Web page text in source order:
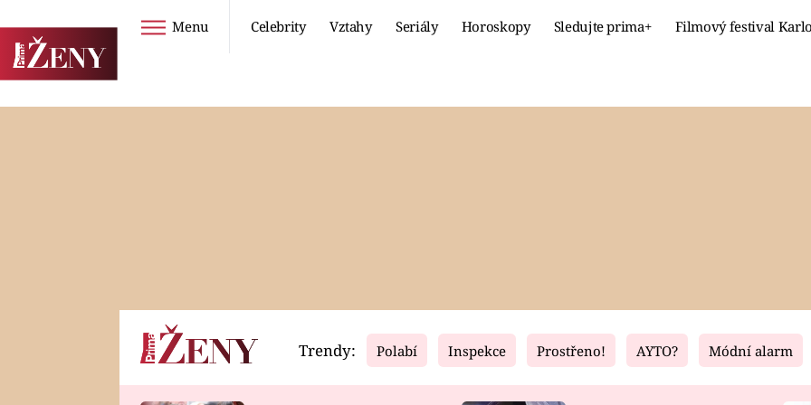
Menu Celebrity Vztahy Seriály Horoskopy Sledujte prima+ Filmový festival
Horoskopy Video Fresh Living
Trendy: Polabí Inspekce Prostřeno! AYTO? Módní alarm